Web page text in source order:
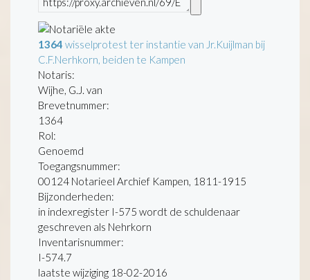
1364 wisselprotest ter instantie van Jr.Kuijlman bij
C.F.Nerhkorn, beiden te Kampen
Notaris:
Wijhe, G.J. van
Brevetnummer:
1364
Rol:
Genoemd
Toegangsnummer:
00124 Notarieel Archief Kampen, 1811-1915
Bijzonderheden:
in indexregister I-575 wordt de schuldenaar
geschreven als Nehrkorn
Inventarisnummer:
I-574.7
laatste wijziging 18-02-2016